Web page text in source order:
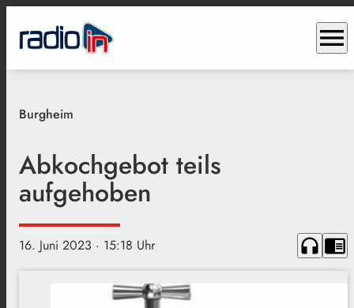
menu
Burgheim
Abkochgebot teils
aufgehoben
16. Juni 2023 · 15:18 Uhr headphones chrome_reader_mode